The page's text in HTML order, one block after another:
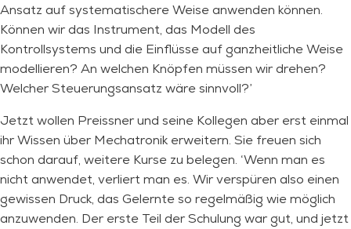
Ansatz auf systematischere Weise anwenden können.
Können wir das Instrument, das Modell des
Kontrollsystems und die Einflüsse auf ganzheitliche Weise
modellieren? An welchen Knöpfen müssen wir drehen?
Welcher Steuerungsansatz wäre sinnvoll?’
Jetzt wollen Preissner und seine Kollegen aber erst einmal
ihr Wissen über Mechatronik erweitern. Sie freuen sich
schon darauf, weitere Kurse zu belegen. ‘Wenn man es
nicht anwendet, verliert man es. Wir verspüren also einen
gewissen Druck, das Gelernte so regelmäßig wie möglich
anzuwenden. Der erste Teil der Schulung war gut, und jetzt